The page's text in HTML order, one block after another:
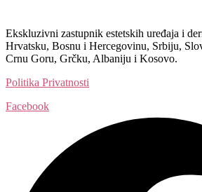
Ekskluzivni zastupnik estetskih uređaja i
Hrvatsku, Bosnu i Hercegovinu, Srbiju,
Crnu Goru, Grčku, Albaniju i Kosovo.​​
Politika Privatnosti
Facebook